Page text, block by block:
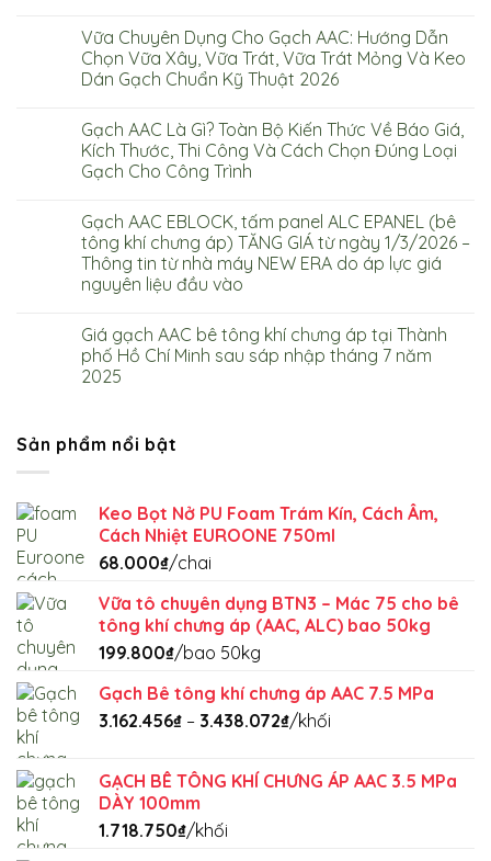
Vữa Chuyên Dụng Cho Gạch AAC: Hướng Dẫn
Chọn Vữa Xây, Vữa Trát, Vữa Trát Mỏng Và Keo
Dán Gạch Chuẩn Kỹ Thuật 2026
Gạch AAC Là Gì? Toàn Bộ Kiến Thức Về Báo Giá,
Kích Thước, Thi Công Và Cách Chọn Đúng Loại
Gạch Cho Công Trình
Gạch AAC EBLOCK, tấm panel ALC EPANEL (bê
tông khí chưng áp) TĂNG GIÁ từ ngày 1/3/2026 –
Thông tin từ nhà máy NEW ERA do áp lực giá
nguyên liệu đầu vào
Giá gạch AAC bê tông khí chưng áp tại Thành
phố Hồ Chí Minh sau sáp nhập tháng 7 năm
2025
Sản phẩm nổi bật
Keo Bọt Nở PU Foam Trám Kín, Cách Âm,
Cách Nhiệt EUROONE 750ml
68.000₫/chai
Vữa tô chuyên dụng BTN3 – Mác 75 cho bê
tông khí chưng áp (AAC, ALC) bao 50kg
199.800₫/bao 50kg
Gạch Bê tông khí chưng áp AAC 7.5 MPa
3.162.456₫ – 3.438.072₫Khoảng
3.162.456₫
/khối
GẠCH BÊ TÔNG KHÍ CHƯNG ÁP AAC 3.5 MPa
DÀY 100mm
1.718.750₫/khối